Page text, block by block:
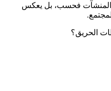
المنشآت فحسب، بل يعكس
الحريق؟